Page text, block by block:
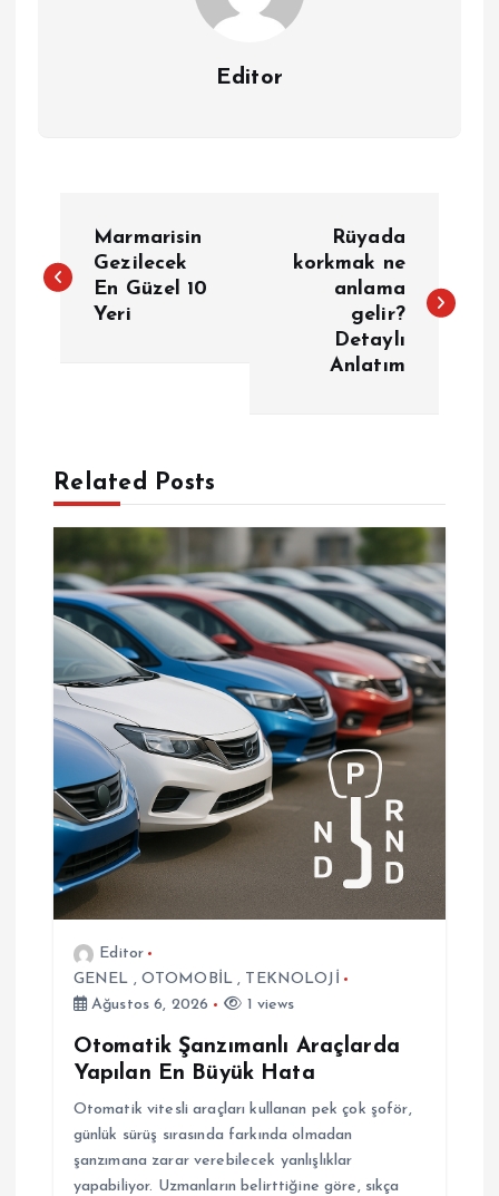
Editor
a
e
z
n
m
e
s
Marmarisin
Gezilecek
En Güzel 10
Yeri
Rüyada
korkmak ne
anlama
gelir?
Detaylı
Anlatım
Related Posts
Editor
GENEL , OTOMOBİL , TEKNOLOJİ
Ağustos 6, 2026
1 views
Otomatik Şanzımanlı Araçlarda
Yapılan En Büyük Hata
Otomatik vitesli araçları kullanan pek çok şoför,
günlük sürüş sırasında farkında olmadan
şanzımana zarar verebilecek yanlışlıklar
yapabiliyor. Uzmanların belirttiğine göre, sıkça